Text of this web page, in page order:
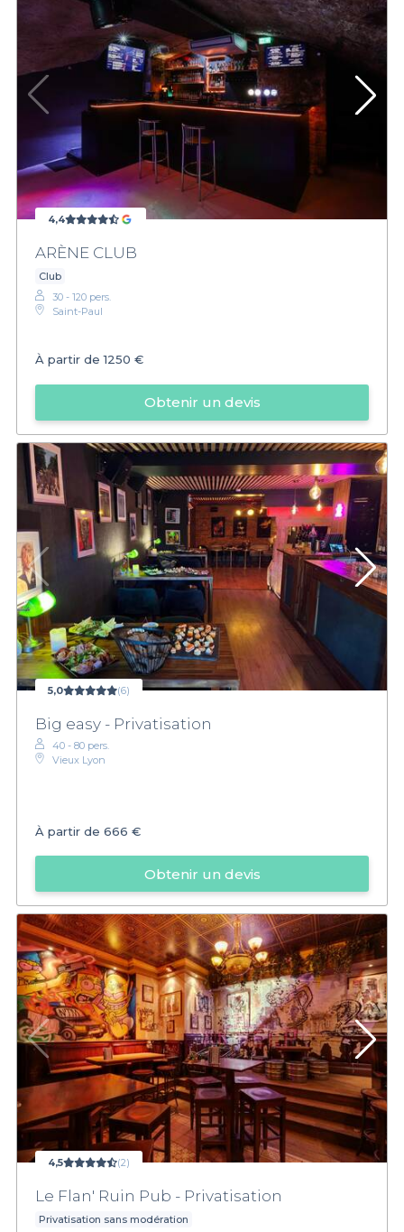
4,4
ARÈNE CLUB
Club
30 - 120 pers.
Saint-Paul
À partir de1250 €
Obtenir un devis
5,0 (6)
Big easy - Privatisation
40 - 80 pers.
Vieux Lyon
À partir de 666 €
Obtenir un devis
4,5 (2)
Le Flan' Ruin Pub - Privatisation
Privatisation sans modération